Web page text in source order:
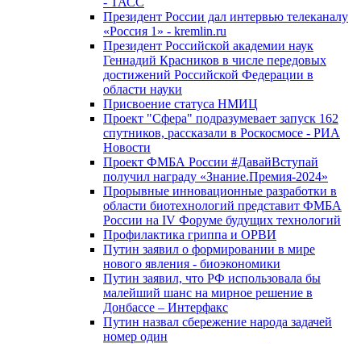
Президент России дал интервью телеканалу
«Россия 1» - kremlin.ru
Президент Российской академии наук
Геннадий Красников в числе передовых
достижений Российской Федерации в
области науки
Присвоение статуса НМИЦ
Проект "Сфера" подразумевает запуск 162
спутников, рассказали в Роскосмосе - РИА
Новости
Проект ФМБА России #ДавайВступай
получил награду «Знание.Премия-2024»
Прорывные инновационные разработки в
области биотехнологий представит ФМБА
России на IV Форуме будущих технологий
Профилактика гриппа и ОРВИ
Путин заявил о формировании в мире
нового явления - биоэкономики
Путин заявил, что РФ использовала бы
малейший шанс на мирное решение в
Донбассе – Интерфакс
Путин назвал сбережение народа задачей
номер один